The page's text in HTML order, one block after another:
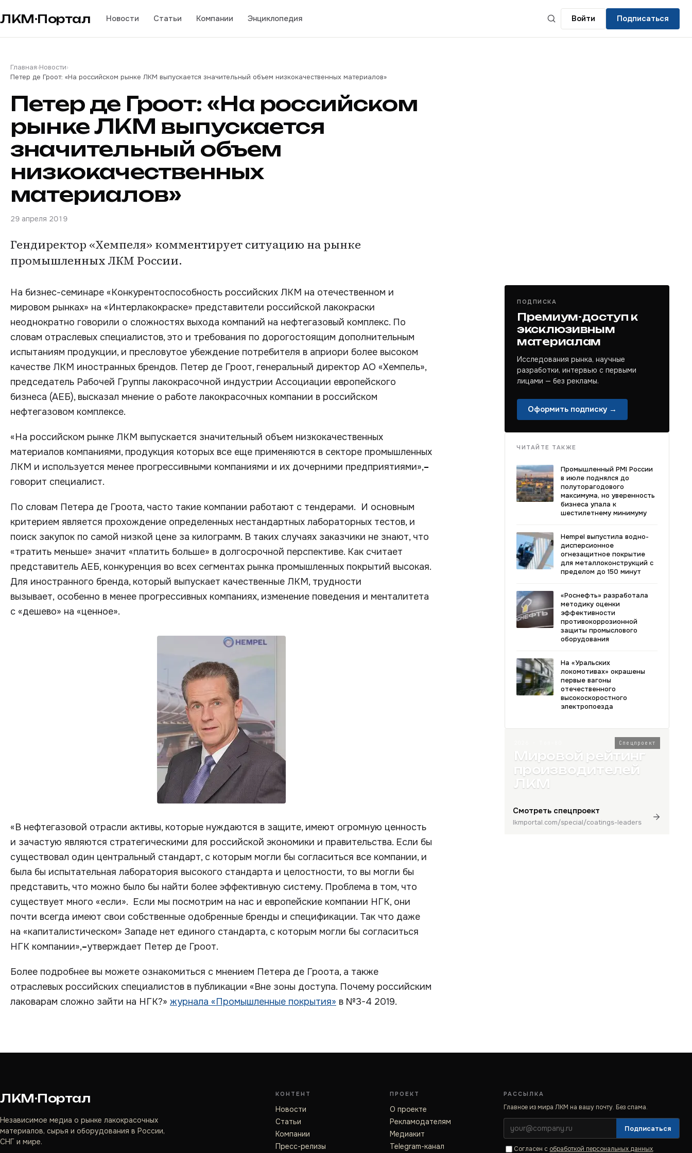
ЛКМ·Портал Новости Статьи Компании Энциклопедия Войти Подписаться
Главная›Новости›
Петер де Гроот: «На российском рынке ЛКМ выпускается значительный объем низкокачественных материалов»
Петер де Гроот: «На российском
рынке ЛКМ выпускается
значительный объем
низкокачественных
материалов»
29 апреля 2019
Гендиректор «Хемпеля» комментирует ситуацию на рынке
промышленных ЛКМ России.
На бизнес-семинаре «Конкурентоспособность российских ЛКМ на отечественном и
мировом рынках» на «Интерлакокраске» представители российской лакокраски
неоднократно говорили о сложностях выхода компаний на нефтегазовый комплекс. По
словам отраслевых специалистов, это и требования по дорогостоящим дополнительным
испытаниям продукции, и пресловутое убеждение потребителя в априори более высоком
качестве ЛКМ иностранных брендов. Петер де Гроот, генеральный директор АО «Хемпель»,
председатель Рабочей Группы лакокрасочной индустрии Ассоциации европейского
бизнеса (АЕБ), высказал мнение о работе лакокрасочных компании в российском
нефтегазовом комплексе.
«На российском рынке ЛКМ выпускается значительный объем низкокачественных
материалов компаниями, продукция которых все еще применяются в секторе промышленных
ЛКМ и используется менее прогрессивными компаниями и их дочерними предприятиями»,–
говорит специалист.
По словам Петера де Гроота, часто такие компании работают с тендерами. И основным
критерием является прохождение определенных нестандартных лабораторных тестов, и
поиск закупок по самой низкой цене за килограмм. В таких случаях заказчики не знают, что
«тратить меньше» значит «платить больше» в долгосрочной перспективе. Как считает
представитель АЕБ, конкуренция во всех сегментах рынка промышленных покрытий высокая.
Для иностранного бренда, который выпускает качественные ЛКМ, трудности
вызывает, особенно в менее прогрессивных компаниях, изменение поведения и менталитета
с «дешево» на «ценное».
«В нефтегазовой отрасли активы, которые нуждаются в защите, имеют огромную ценность
и зачастую являются стратегическими для российской экономики и правительства. Если бы
существовал один центральный стандарт, с которым могли бы согласиться все компании, и
была бы испытательная лаборатория высокого стандарта и целостности, то вы могли бы
представить, что можно было бы найти более эффективную систему. Проблема в том, что
существует много «если». Если мы посмотрим на нас и европейские компании НГК, они
почти всегда имеют свои собственные одобренные бренды и спецификации. Так что даже
на «капиталистическом» Западе нет единого стандарта, с которым могли бы согласиться
НГК компании»,–утверждает Петер де Гроот.
Более подробнее вы можете ознакомиться с мнением Петера де Гроота, а также
отраслевых российских специалистов в публикации «Вне зоны доступа. Почему российским
лаковарам сложно зайти на НГК?» журнала «Промышленные покрытия» в №3-4 2019.
ПОДПИСКА
Премиум-доступ к
эксклюзивным
материалам
Исследования рынка, научные
разработки, интервью с первыми
лицами — без рекламы.
Оформить подписку →
ЧИТАЙТЕ ТАКЖЕ
Промышленный PMI России
в июле поднялся до
полуторагодового
максимума, но уверенность
бизнеса упала к
шестилетнему минимуму
Hempel выпустила водно-
дисперсионное
огнезащитное покрытие
для металлоконструкций с
пределом до 150 минут
«Роснефть» разработала
методику оценки
эффективности
противокоррозионной
защиты промыслового
оборудования
На «Уральских
локомотивах» окрашены
первые вагоны
отечественного
высокоскоростного
электропоезда
Спецпроект
Мировой рейтинг
производителей
ЛКМ
Смотреть спецпроект
lkmportal.com/special/coatings-leaders
ЛКМ·Портал
Независимое медиа о рынке лакокрасочных
материалов, сырья и оборудования в России,
СНГ и мире.
КОНТЕНТ
Новости
Статьи
Компании
Пресс-релизы
ПРОЕКТ
О проекте
Рекламодателям
Медиакит
Telegram-канал
РАССЫЛКА
Главное из мира ЛКМ на вашу почту. Без спама.
Подписаться
Согласен с обработкой персональных данных.